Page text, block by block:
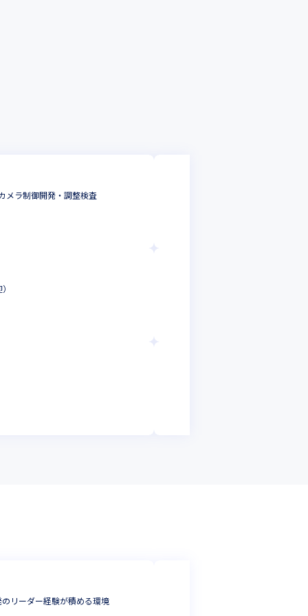
メラ制御開発・調整検査
リーダー経験が積める環境